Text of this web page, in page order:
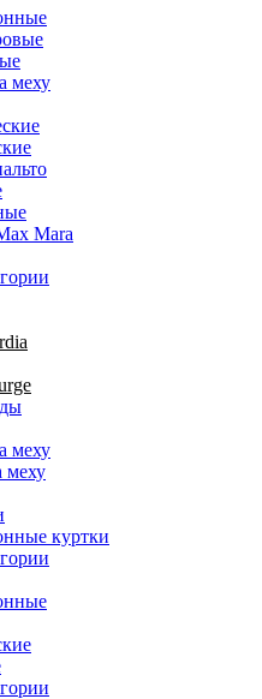
меху
Mara
меху
меху
куртки